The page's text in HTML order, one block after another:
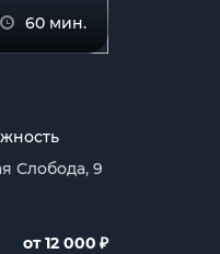
60 мин.
Слобода, 9
от 12 000 ₽